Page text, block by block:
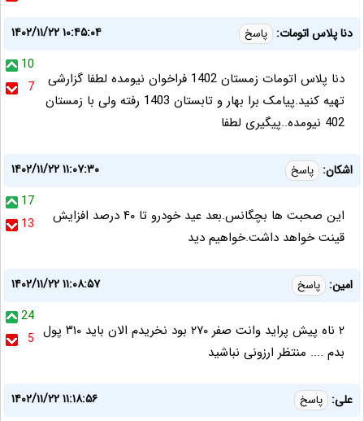
دنا پلاس اتومات: پاسخ
۱۴۰۲/۱۱/۲۲ ۱۰:۴۵:۰۴
10
7
دنا پلاس اتومات زمستان 1402 فراخوان نیومده لطفا گزارشی
تهیه کنید.پیامک برا بهار و تابستان 1403 رفته ولی با زمستان
402 نیومده..پیگیری لطفا
اشکان: پاسخ
۱۴۰۲/۱۱/۲۲ ۱۱:۰۷:۳۰
17
13
این صحبت ها بچگانس.بعد عید خودرو تا ۴۰ درصد افزایش
قینت خواهد داشت.خواهیم دید
امین: پاسخ
۱۴۰۲/۱۱/۲۲ ۱۱:۰۸:۵۷
24
5 ۲ ناه پیش پراید وانت صفر ۲۷۰ بود نخریدم الان باید ۳۱۰ پول
بدم .... منتظر ارزونی نباشید
علی: پاسخ
۱۴۰۲/۱۱/۲۲ ۱۱:۱۸:۵۶